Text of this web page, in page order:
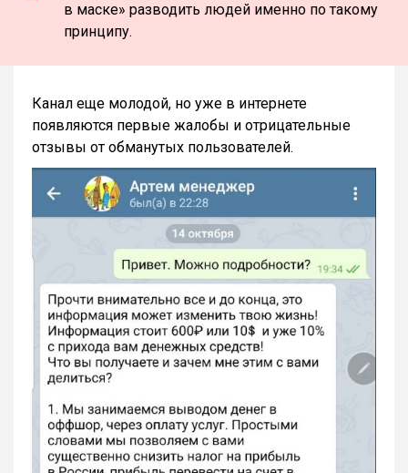
в маске» разводить людей именно по такому
принципу.
Канал еще молодой, но уже в интернете
появляются первые жалобы и отрицательные
отзывы от обманутых пользователей.